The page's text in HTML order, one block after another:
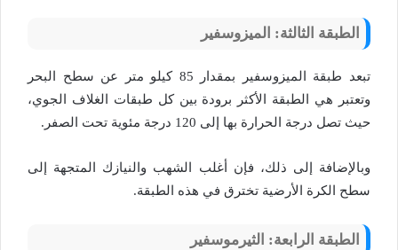
الطبقة الثالثة: الميزوسفير
تبعد طبقة الميزوسفير بمقدار 85 كيلو متر عن سطح البحر
وتعتبر هي الطبقة الأكثر برودة بين كل طبقات الغلاف الجوي،
حيث تصل درجة الحرارة بها إلى 120 درجة مئوية تحت الصفر.
وبالإضافة إلى ذلك، فإن أغلب الشهب والنيازك المتجهة إلى
سطح الكرة الأرضية تخترق في هذه الطبقة.
الطبقة الرابعة: الثيرموسفير